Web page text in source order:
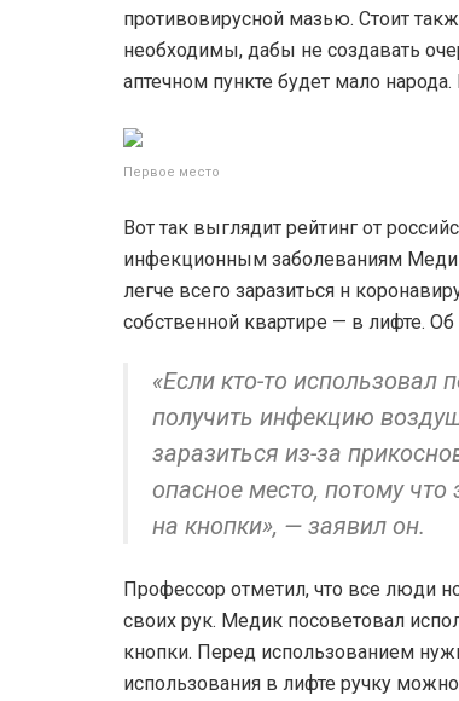
противовирусной мазью. Стоит
необходимы, дабы не создавать
аптечном пункте будет мало
Первое место
Вот так выглядит рейтинг от
инфекционным заболеваниям
легче всего заразиться н
собственной квартире — в лифте.
«Если кто-то использовал
получить инфекцию
заразиться из-за
опасное место, потому
на кнопки», — заявил он.
Профессор отметил, что все люди
своих рук. Медик посоветовал
кнопки. Перед использованием
использования в лифте ручку